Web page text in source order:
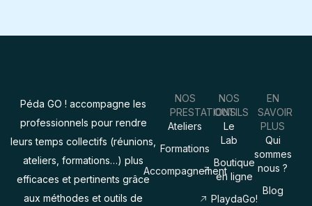
Péda GO ! accompagne les
professionnels pour rendre
leurs temps collectifs (réunions,
ateliers, formations…) plus
efficaces et pertinents grâce
aux méthodes et outils de
NOS
PRESTATIONS
Ateliers
Formations
Accompagnement
NOS
OUTILS
Le
Lab
Boutique
en ligne
PlaydaGo!
EN
SAVOIR
PLUS
Qui
sommes
nous ?
Blog